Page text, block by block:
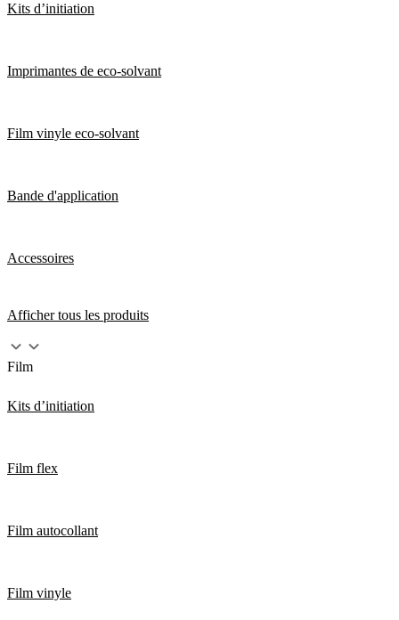
Kits d’initiation
Imprimantes de eco-solvant
Film vinyle eco-solvant
Bande d'application
Accessoires
Afficher tous les produits
Film
Kits d’initiation
Film flex
Film autocollant
Film vinyle